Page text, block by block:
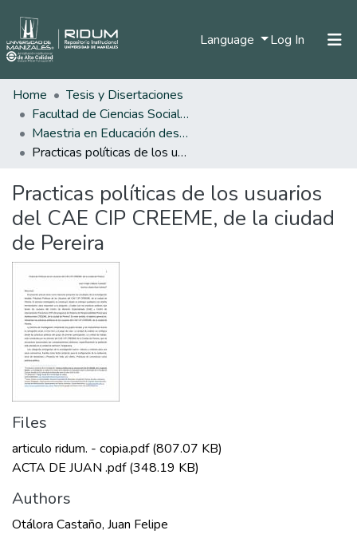
Language Log In (current)
Statistics
Home
Tesis y Disertaciones
Facultad de Ciencias Sociales y Humanas
Maestria en Educación desde la Diversidad
Practicas políticas de los usuarios del CAE CIP CREEME, de la ciudad de Pereira
Practicas políticas de los usuarios
del CAE CIP CREEME, de la ciudad
de Pereira
Files
articulo ridum. - copia.pdf(807.07 KB)
ACTA DE JUAN .pdf(348.19 KB)
Authors
Otálora Castaño, Juan Felipe